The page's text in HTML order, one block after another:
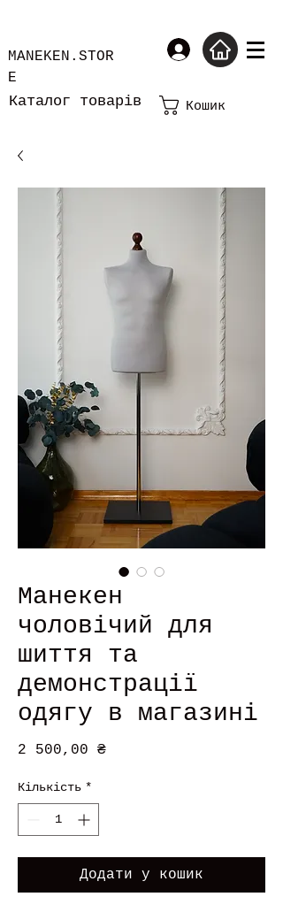
MANEKEN.STOR
E
Каталог товарів Кошик
Манекен
чоловічий для
шиття та
демонстрації
одягу в магазині
2 500,00 ₴Ціна
Кількість *
Додати у кошик